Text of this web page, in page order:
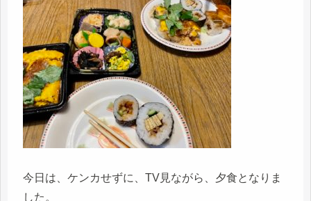
今日は、ケンカせずに、TV見ながら、夕食となりま
した。